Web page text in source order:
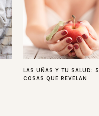
LAS UÑAS Y TU SALUD: 5
COSAS QUE REVELAN